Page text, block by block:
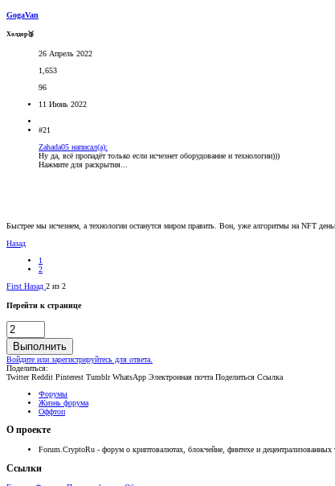
GogaVan
Холдер🥉
26 Апрель 2022
1,653
96
11 Июнь 2022
#21
Zahada05 написал(а):
Ну да, всё пропадёт только если исчезнет оборудование и технологии)))
Нажмите для раскрытия...
Быстрее мы исчезнем, а технологии останутся миром править. Вон, уже алгоритмы на NFT
Назад
1
2
First Назад 2 из 2
Перейти к странице
Выполнить
Войдите или зарегистрируйтесь для ответа.
Поделиться:
Twitter Reddit Pinterest Tumblr WhatsApp Электронная почта Поделиться Ссылка
Форумы
Жизнь форума
Оффтоп
О проекте
Forum.CryptoRu - форум о криптовалютах, блокчейне, финтехе и
Ссылки